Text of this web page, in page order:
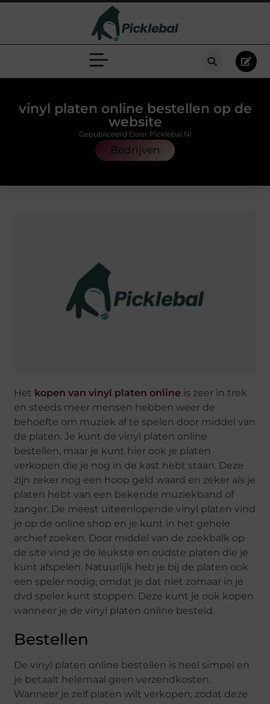
vinyl platen online bestellen op de
website
Bedrijven
Gepubliceerd Door Picklebal.nl
Het kopen van vinyl platen online is zeer in trek
en steeds meer mensen hebben weer de
behoefte om muziek af te spelen door middel van
de platen. Je kunt de vinyl platen online
bestellen, maar je kunt hier ook je platen
verkopen die je nog in de kast hebt staan. Deze
zijn zeker nog een hoop geld waard en zeker als je
platen hebt van een bekende muziekband of
zanger. De meest uiteenlopende vinyl platen vind
je op de online shop en je kunt in het gehele
archief zoeken. Door middel van de zoekbalk op
de site vind je de leukste en oudste platen die je
kunt afspelen. Natuurlijk heb je bij de platen ook
een speler nodig, omdat je dat niet zomaar in je
dvd speler kunt stoppen. Deze kunt je ook kopen
wanneer je de vinyl platen online besteld.
Bestellen
De vinyl platen online bestellen is heel simpel en
je betaalt helemaal geen verzendkosten.
Wanneer je zelf platen wilt verkopen, zodat deze